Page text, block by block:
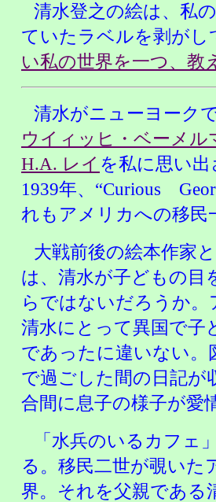
清水登之の絵は、私
ていたラベルを剥が
い私の世界を一つ、教
清水がニューヨーク
ウイィッヒ・ベーメル
H.A. レイ を私に思い出
1939年、“Curious
れもアメリカへの移民
大戦前後の絵本作家
は、清水が子どもの目
らではないだろうか
清水にとって異国で子
であったに違いない。
で過ごした間の日記が
合間に息子の様子が愛
「水兵のいるカフェ
る。移民二世が覗いた
界。それを父親である